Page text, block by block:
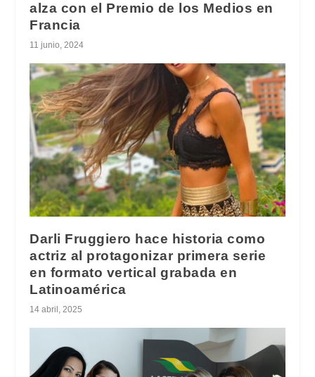
alza con el Premio de los Medios en
Francia
11 junio, 2024
Darli Fruggiero hace historia como
actriz al protagonizar primera serie
en formato vertical grabada en
Latinoamérica
14 abril, 2025